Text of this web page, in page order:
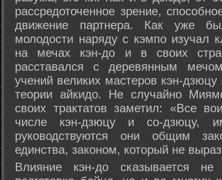
рассредоточенное зрение,
движение партнера. Как уже
молодости наряду с кэмпо изучал
на мечах кэн-до и в своих
расставался с деревянным
учений великих мастеров кэн-
теории айкидо. Не случайно
своих трактатов заметил: «Все
числе кэн-дзюцу и со-дзюцу,
руководствуются они общим
единства, законом, который не
Влияние кэн-до сказывается не